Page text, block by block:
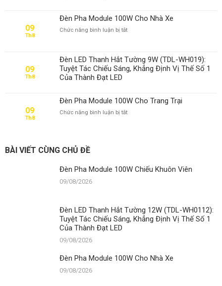
09
Th8
Đèn Pha Module 100W Cho Nhà Xe
Chức năng bình luận bị tắtở
Module
100W
Cho
09
Th8
Đèn LED Thanh Hắt Tường 9W (TDL-WH019):
Tuyệt Tác Chiếu Sáng, Khẳng Định Vị Thế Số 1
Của Thành Đạt LED
09
Th8
Đèn Pha Module 100W Cho Trang Trại
Chức năng bình luận bị tắtở
Trại
BÀI VIẾT CÙNG CHỦ ĐỀ
Đèn Pha Module 100W Chiếu Khuôn Viên
09/08/2026
Đèn LED Thanh Hắt Tường 12W (TDL-WH0112):
Tuyệt Tác Chiếu Sáng, Khẳng Định Vị Thế Số 1
Của Thành Đạt LED
09/08/2026
Đèn Pha Module 100W Cho Nhà Xe
09/08/2026